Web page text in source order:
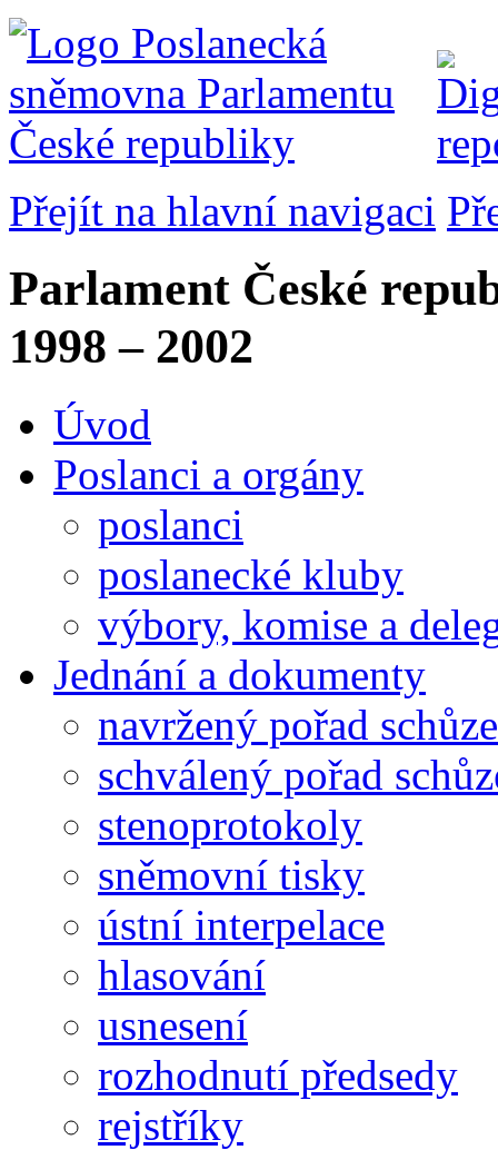
Přejít na hlavní navigaci
Parlament České
1998 – 2002
Úvod
Poslanci a orgány
poslanci
poslanecké kluby
výbory, komise a
Jednání a dokumenty
navržený pořad schůze
schválený pořad
stenoprotokoly
sněmovní tisky
ústní interpelace
hlasování
usnesení
rozhodnutí předsedy
rejstříky